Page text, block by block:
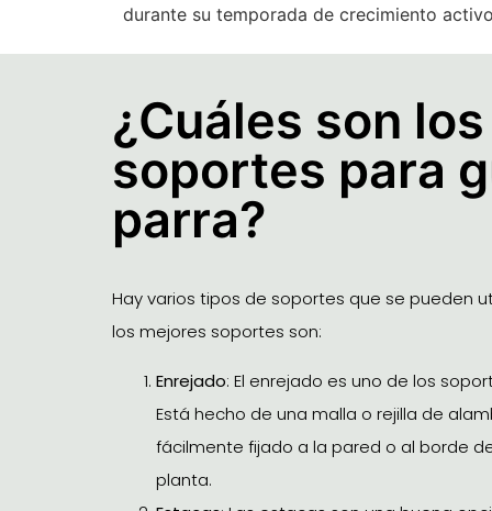
durante su temporada de crecimiento
¿Cuáles son
soportes para
parra?
Hay varios tipos de soportes que se pueden
los mejores soportes son:
Enrejado: El enrejado es uno de los
Está hecho de una malla o rejilla de
fácilmente fijado a la pared o al borde
planta.